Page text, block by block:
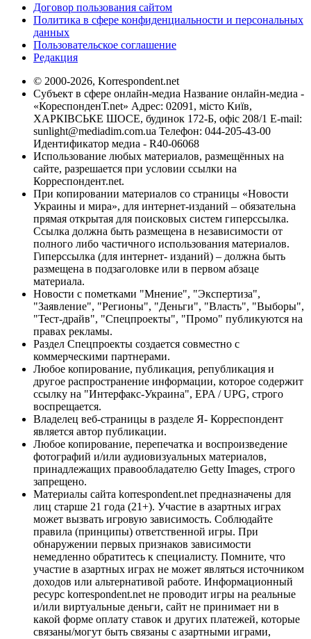
Договор пользования сайтом
Политика в сфере конфиденциальности и персональных
данных
Пользовательское соглашение
Редакция
© 2000-2026, Korrespondent.net
Субъект в сфере онлайн-медиа Название онлайн-медиа -
«КореспонденТ.net» Адрес: 02091, місто Київ,
ХАРКІВСЬКЕ ШОСЕ, будинок 172-Б, офіс 208/1 E-mail:
sunlight@mediadim.com.ua Телефон: 044-205-43-00
Идентификатор медиа - R40-06068
Использование любых материалов, размещённых на
сайте, разрешается при условии ссылки на
Корреспондент.net.
При копировании материалов со страницы «Новости
Украины и мира», для интернет-изданий – обязательна
прямая открытая для поисковых систем гиперссылка.
Ссылка должна быть размещена в независимости от
полного либо частичного использования материалов.
Гиперссылка (для интернет- изданий) – должна быть
размещена в подзаголовке или в первом абзаце
материала.
Новости с пометками "Мнение", "Экспертиза",
"Заявление", "Регионы", "Деньги", "Власть", "Выборы",
"Тест-драйв", "Спецпроекты", "Промо" публикуются на
правах рекламы.
Раздел Спецпроекты создается совместно с
коммерческими партнерами.
Любое копирование, публикация, републикация и
другое распространение информации, которое содержит
ссылку на "Интерфакс-Украина", EPA / UPG, строго
воспрещается.
Владелец веб-страницы в разделе Я- Корреспондент
является автор публикации.
Любое копирование, перепечатка и воспроизведение
фотографий и/или аудиовизуальных материалов,
принадлежащих правообладателю Getty Images, строго
запрещено.
Материалы сайта korrespondent.net предназначены для
лиц старше 21 года (21+). Участие в азартных играх
может вызвать игровую зависимость. Соблюдайте
правила (принципы) ответственной игры. При
обнаружении первых признаков зависимости
немедленно обратитесь к специалисту. Помните, что
участие в азартных играх не может являться источником
доходов или альтернативой работе. Информационный
ресурс korrespondent.net не проводит игры на реальные
и/или виртуальные деньги, сайт не принимает ни в
какой форме оплату ставок и других платежей, которые
связаны/могут быть связаны с азартными играми,